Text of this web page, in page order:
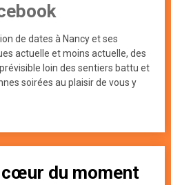
de dates à Nancy et ses
actuelle et moins actuelle, des
loin des sentiers battu et
soirées au plaisir de vous y
du moment